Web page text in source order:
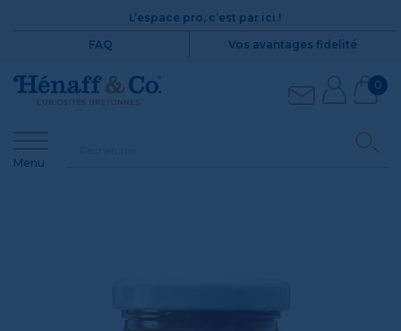
L’espace pro, c’est par ici !
FAQ
Vos avantages fidelité
0
Menu